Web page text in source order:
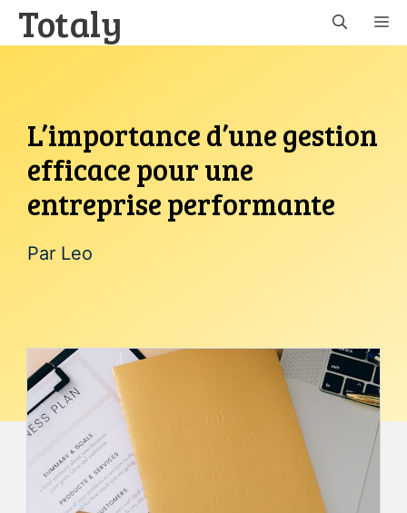
AllerTotaly
L’importance d’une gestion
efficace pour une
entreprise performante
Par Leo